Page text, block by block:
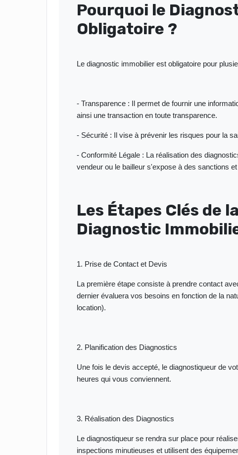
Pourquoi le
Obligatoire ?
Le diagnostic immobilier est obligatoire pour
- Transparence : Il permet de fournir une
ainsi une transaction en toute transparence.
- Sécurité : Il vise à prévenir les risques pour la
- Conformité Légale : La réalisation des
vendeur ou le bailleur s'expose à des sanctions
Les Étapes Clés de
Diagnostic
1. Prise de Contact et Devis
La première étape consiste à prendre contact
dernier évaluera vos besoins en fonction de la
location).
2. Planification des Diagnostics
Une fois le devis accepté, le diagnostiqueur de
heures qui vous conviennent.
3. Réalisation des Diagnostics
Le diagnostiqueur se rendra sur place pour
inspections minutieuses et utilisent des